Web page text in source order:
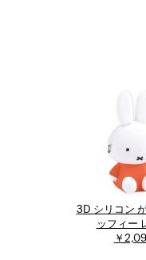
3D シリコン
ッフィー
￥